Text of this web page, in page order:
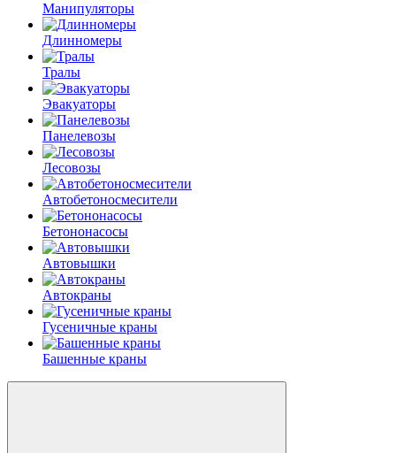
Манипуляторы
Длинномеры
Тралы
Эвакуаторы
Панелевозы
Лесовозы
Автобетоно­смесители
Бетононасосы
Автовышки
Автокраны
Гусеничные краны
Башенные краны